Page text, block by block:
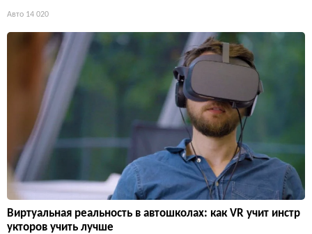
Авто 14 020
Виртуальная реальность в автошколах: как VR учит инстр
укторов учить лучше